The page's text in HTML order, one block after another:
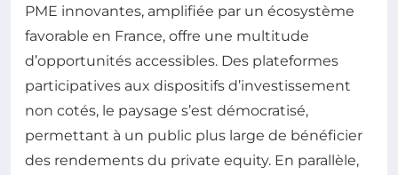
PME innovantes, amplifiée par un écosystème
favorable en France, offre une multitude
d’opportunités accessibles. Des plateformes
participatives aux dispositifs d’investissement
non cotés, le paysage s’est démocratisé,
permettant à un public plus large de bénéficier
des rendements du private equity. En parallèle,